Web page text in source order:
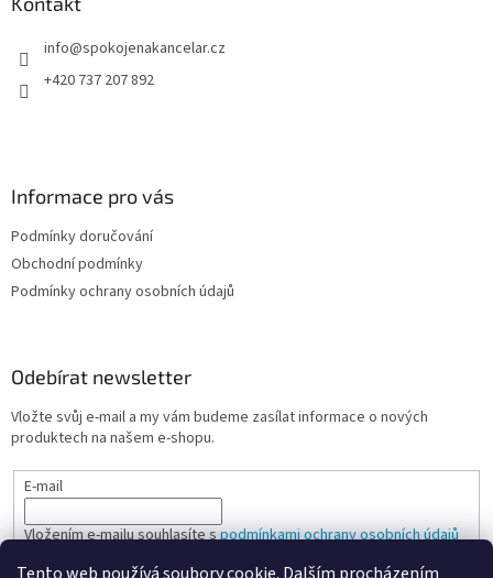
info@spokojenakancelar.cz
+420 737 207 892
Informace pro vás
Podmínky doručování
Obchodní podmínky
Podmínky ochrany osobních údajů
Odebírat newsletter
Vložte svůj e-mail a my vám budeme zasílat informace o nových
produktech na našem e-shopu.
E-mail
Vložením e-mailu souhlasíte spodmínkami ochrany osobních údajů